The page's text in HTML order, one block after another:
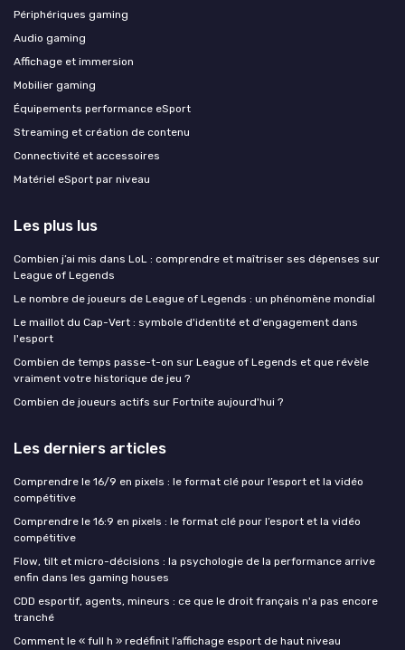
Périphériques gaming
Audio gaming
Affichage et immersion
Mobilier gaming
Équipements performance eSport
Streaming et création de contenu
Connectivité et accessoires
Matériel eSport par niveau
Les plus lus
Combien j’ai mis dans LoL : comprendre et maîtriser ses dépenses sur
League of Legends
Le nombre de joueurs de League of Legends : un phénomène mondial
Le maillot du Cap-Vert : symbole d'identité et d'engagement dans
l'esport
Combien de temps passe-t-on sur League of Legends et que révèle
vraiment votre historique de jeu ?
Combien de joueurs actifs sur Fortnite aujourd'hui ?
Les derniers articles
Comprendre le 16/9 en pixels : le format clé pour l’esport et la vidéo
compétitive
Comprendre le 16:9 en pixels : le format clé pour l’esport et la vidéo
compétitive
Flow, tilt et micro-décisions : la psychologie de la performance arrive
enfin dans les gaming houses
CDD esportif, agents, mineurs : ce que le droit français n'a pas encore
tranché
Comment le « full h » redéfinit l’affichage esport de haut niveau